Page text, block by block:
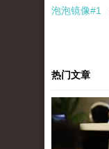
泡泡镜像#1
热门文章